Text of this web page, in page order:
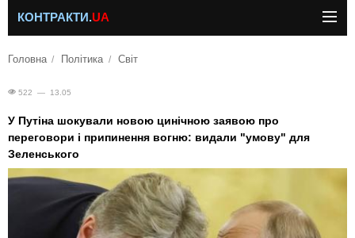
КОНТРАКТИ.UA
Головна Політика Світ
522 — 13.05
У Путіна шокували новою цинічною заявою про
переговори і припинення вогню: видали "умову" для
Зеленського